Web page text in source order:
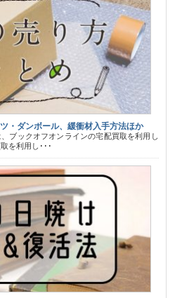
・ダンボール、緩衝材入手方法ほか
ブックオフオンラインの宅配買取を利用し
を利用し･･･